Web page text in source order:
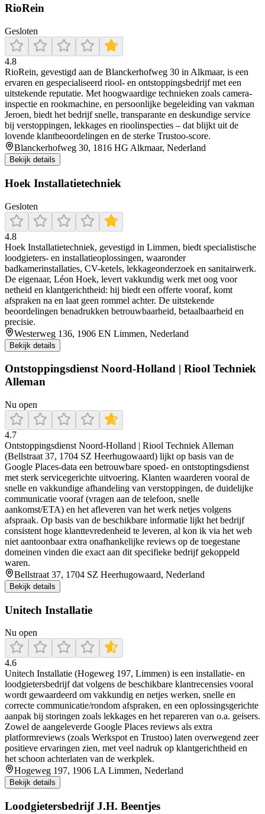
RioRein
Gesloten
4.8
RioRein, gevestigd aan de Blanckerhofweg 30 in Alkmaar, is een
ervaren en gespecialiseerd riool- en ontstoppingsbedrijf met een
uitstekende reputatie. Met hoogwaardige technieken zoals camera-
inspectie en rookmachine, en persoonlijke begeleiding van vakman
Jeroen, biedt het bedrijf snelle, transparante en deskundige service
bij verstoppingen, lekkages en rioolinspecties – dat blijkt uit de
lovende klantbeoordelingen en de sterke Trustoo-score.
Blanckerhofweg 30, 1816 HG Alkmaar, Nederland
Bekijk details
Hoek Installatietechniek
Gesloten
4.8
Hoek Installatietechniek, gevestigd in Limmen, biedt specialistische
loodgieters- en installatieoplossingen, waaronder
badkamerinstallaties, CV-ketels, lekkageonderzoek en sanitairwerk.
De eigenaar, Léon Hoek, levert vakkundig werk met oog voor
netheid en klantgerichtheid: hij biedt een offerte vooraf, komt
afspraken na en laat geen rommel achter. De uitstekende
beoordelingen benadrukken betrouwbaarheid, betaalbaarheid en
precisie.
Westerweg 136, 1906 EN Limmen, Nederland
Bekijk details
Ontstoppingsdienst Noord-Holland | Riool Techniek
Alleman
Nu open
4.7
Ontstoppingsdienst Noord-Holland | Riool Techniek Alleman
(Bellstraat 37, 1704 SZ Heerhugowaard) lijkt op basis van de
Google Places-data een betrouwbare spoed- en ontstoptingsdienst
met sterk servicegerichte uitvoering. Klanten waarderen vooral de
snelle en vakkundige afhandeling van verstoppingen, de duidelijke
communicatie vooraf (vragen aan de telefoon, snelle
aankomst/ETA) en het afleveren van het werk netjes volgens
afspraak. Op basis van de beschikbare informatie lijkt het bedrijf
consistent hoge klanttevredenheid te leveren, al kon ik via het web
niet aantoonbaar extra onafhankelijke reviews op de toegestane
domeinen vinden die exact aan dit specifieke bedrijf gekoppeld
waren.
Bellstraat 37, 1704 SZ Heerhugowaard, Nederland
Bekijk details
Unitech Installatie
Nu open
4.6
Unitech Installatie (Hogeweg 197, Limmen) is een installatie- en
loodgietersbedrijf dat volgens de beschikbare klantrecensies vooral
wordt gewaardeerd om vakkundig en netjes werken, snelle en
correcte communicatie/rondom afspraken, en een oplossingsgerichte
aanpak bij storingen zoals lekkages en het repareren van o.a. geisers.
Zowel de aangeleverde Google Places reviews als extra
platformreviews (zoals Werkspot en Trustoo) laten overwegend zeer
positieve ervaringen zien, met veel nadruk op klantgerichtheid en
het schoon achterlaten van de werkplek.
Hogeweg 197, 1906 LA Limmen, Nederland
Bekijk details
Loodgietersbedrijf J.H. Beentjes